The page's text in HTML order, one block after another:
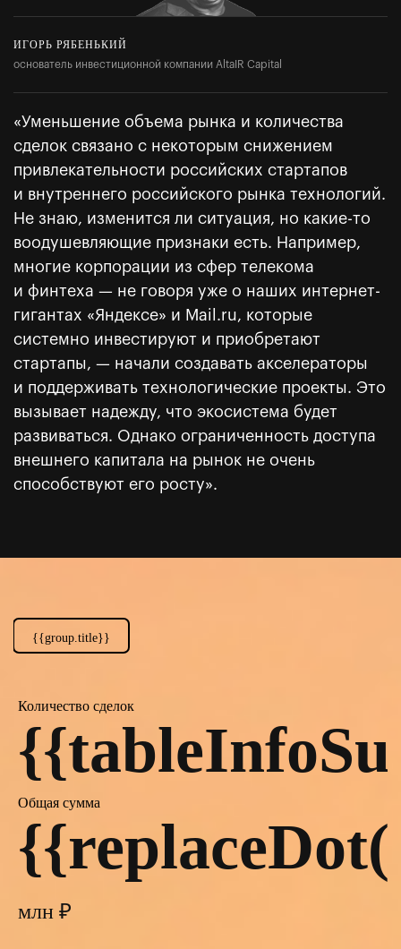
ИГОРЬ РЯБЕНЬКИЙ
основатель инвестиционной компании AltaIR Capital
«Уменьшение объема рынка и количества
сделок связано с некоторым снижением
привлекательности российских стартапов
и внутреннего российского рынка технологий.
Не знаю, изменится ли ситуация, но какие-то
воодушевляющие признаки есть. Например,
многие корпорации из сфер телекома
и финтеха — не говоря уже о наших интернет-
гигантах «Яндекcе» и Mail.ru, которые
системно инвестируют и приобретают
стартапы, — начали создавать акселераторы
и поддерживать технологические проекты. Это
вызывает надежду, что экосистема будет
развиваться. Однако ограниченность доступа
внешнего капитала на рынок не очень
способствуют его росту».
{{group.title}}
Количество сделок
Общая сумма
млн ₽